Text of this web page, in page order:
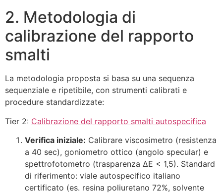
2. Metodologia di
calibrazione del rapporto
smalti
La metodologia proposta si basa su una sequenza
sequenziale e ripetibile, con strumenti calibrati e
procedure standardizzate:
Tier 2: Calibrazione del rapporto smalti autospecifica
Verifica iniziale: Calibrare viscosimetro (resistenza
a 40 sec), goniometro ottico (angolo specular) e
spettrofotometro (trasparenza ΔE < 1,5). Standard
di riferimento: viale autospecifico italiano
certificato (es. resina poliuretano 72%, solvente